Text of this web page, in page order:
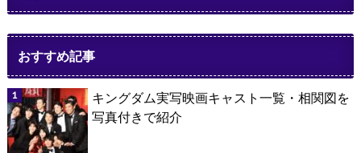
おすすめ記事
キングダム実写映画キャスト一覧・相関図を
写真付きで紹介